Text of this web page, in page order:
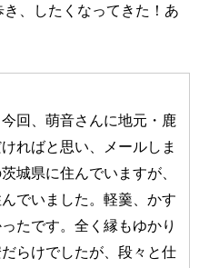
、したくなってきた！あ
回、萌音さんに地元・鹿
ればと思い、メールしま
城県に住んでいますが、
でいました。軽羹、かす
たです。全く縁もゆかり
らけでしたが、段々と仕